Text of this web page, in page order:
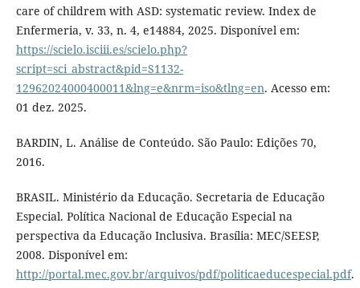
care of childrem with ASD: systematic review. Index de
Enfermeria, v. 33, n. 4, e14884, 2025. Disponível em:
https://scielo.isciii.es/scielo.php?
script=sci_abstract&pid=S1132-
12962024000400011&lng=e&nrm=iso&tlng=en. Acesso em:
01 dez. 2025.
BARDIN, L. Análise de Conteúdo. São Paulo: Edições 70,
2016.
BRASIL. Ministério da Educação. Secretaria de Educação
Especial. Política Nacional de Educação Especial na
perspectiva da Educação Inclusiva. Brasília: MEC/SEESP,
2008. Disponível em:
http://portal.mec.gov.br/arquivos/pdf/politicaeducespecial.pdf.